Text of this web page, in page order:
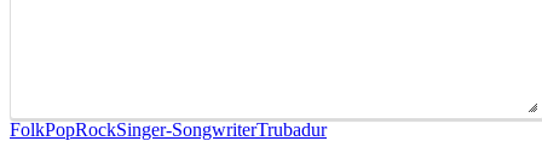
FolkPopRockSinger-SongwriterTrubadur